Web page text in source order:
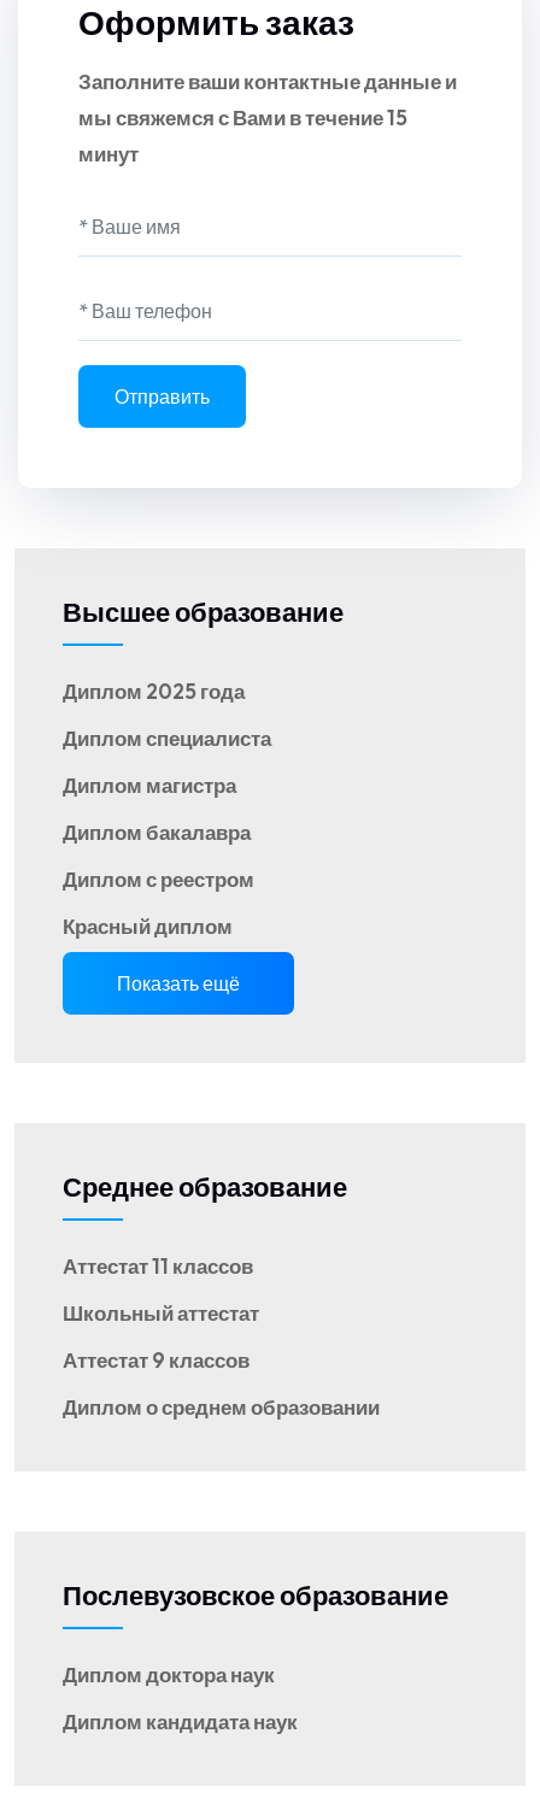
Оформить заказ
Заполните ваши контактные данные и
мы свяжемся с Вами в течение 15
минут
Отправить
Высшее образование
Диплом 2025 года
Диплом специалиста
Диплом магистра
Диплом бакалавра
Диплом с реестром
Красный диплом
Показать ещё
Среднее образование
Аттестат 11 классов
Школьный аттестат
Аттестат 9 классов
Диплом о среднем образовании
Послевузовское образование
Диплом доктора наук
Диплом кандидата наук